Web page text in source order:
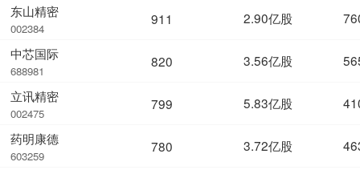
东山精密
002384
中芯国际
688981
立讯精密
002475
药明康德
603259
911 2.90亿股
820 3.56亿股
799 5.83亿股
780 3.72亿股